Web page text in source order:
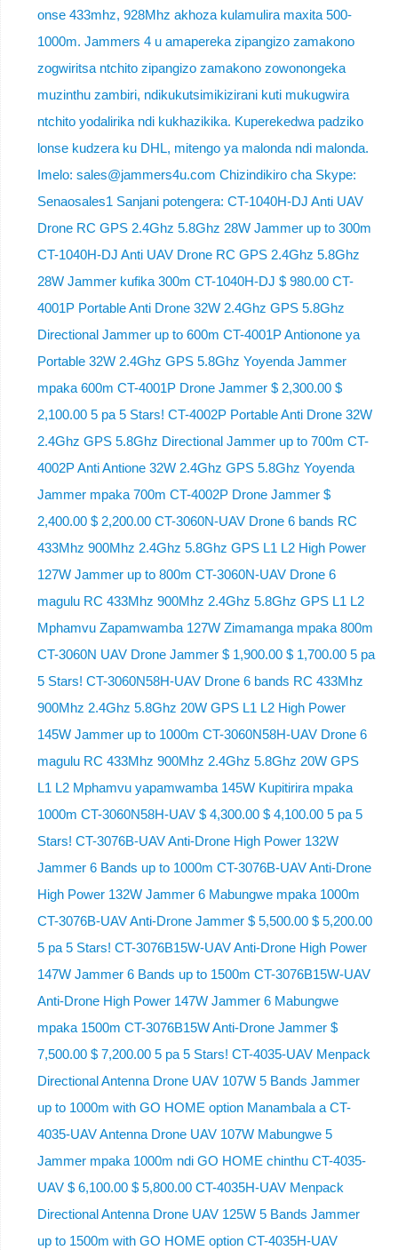
onse 433mhz, 928Mhz akhoza kulamulira maxita 500-
1000m. Jammers 4 u amapereka zipangizo zamakono
zogwiritsa ntchito zipangizo zamakono zowonongeka
muzinthu zambiri, ndikukutsimikizirani kuti mukugwira
ntchito yodalirika ndi kukhazikika. Kuperekedwa padziko
lonse kudzera ku DHL, mitengo ya malonda ndi malonda.
Imelo: sales@jammers4u.com Chizindikiro cha Skype:
Senaosales1 Sanjani potengera: CT-1040H-DJ Anti UAV
Drone RC GPS 2.4Ghz 5.8Ghz 28W Jammer up to 300m
CT-1040H-DJ Anti UAV Drone RC GPS 2.4Ghz 5.8Ghz
28W Jammer kufika 300m CT-1040H-DJ $ 980.00 CT-
4001P Portable Anti Drone 32W 2.4Ghz GPS 5.8Ghz
Directional Jammer up to 600m CT-4001P Antionone ya
Portable 32W 2.4Ghz GPS 5.8Ghz Yoyenda Jammer
mpaka 600m CT-4001P Drone Jammer $ 2,300.00 $
2,100.00 5 pa 5 Stars! CT-4002P Portable Anti Drone 32W
2.4Ghz GPS 5.8Ghz Directional Jammer up to 700m CT-
4002P Anti Antione 32W 2.4Ghz GPS 5.8Ghz Yoyenda
Jammer mpaka 700m CT-4002P Drone Jammer $
2,400.00 $ 2,200.00 CT-3060N-UAV Drone 6 bands RC
433Mhz 900Mhz 2.4Ghz 5.8Ghz GPS L1 L2 High Power
127W Jammer up to 800m CT-3060N-UAV Drone 6
magulu RC 433Mhz 900Mhz 2.4Ghz 5.8Ghz GPS L1 L2
Mphamvu Zapamwamba 127W Zimamanga mpaka 800m
CT-3060N UAV Drone Jammer $ 1,900.00 $ 1,700.00 5 pa
5 Stars! CT-3060N58H-UAV Drone 6 bands RC 433Mhz
900Mhz 2.4Ghz 5.8Ghz 20W GPS L1 L2 High Power
145W Jammer up to 1000m CT-3060N58H-UAV Drone 6
magulu RC 433Mhz 900Mhz 2.4Ghz 5.8Ghz 20W GPS
L1 L2 Mphamvu yapamwamba 145W Kupitirira mpaka
1000m CT-3060N58H-UAV $ 4,300.00 $ 4,100.00 5 pa 5
Stars! CT-3076B-UAV Anti-Drone High Power 132W
Jammer 6 Bands up to 1000m CT-3076B-UAV Anti-Drone
High Power 132W Jammer 6 Mabungwe mpaka 1000m
CT-3076B-UAV Anti-Drone Jammer $ 5,500.00 $ 5,200.00
5 pa 5 Stars! CT-3076B15W-UAV Anti-Drone High Power
147W Jammer 6 Bands up to 1500m CT-3076B15W-UAV
Anti-Drone High Power 147W Jammer 6 Mabungwe
mpaka 1500m CT-3076B15W Anti-Drone Jammer $
7,500.00 $ 7,200.00 5 pa 5 Stars! CT-4035-UAV Menpack
Directional Antenna Drone UAV 107W 5 Bands Jammer
up to 1000m with GO HOME option Manambala a CT-
4035-UAV Antenna Drone UAV 107W Mabungwe 5
Jammer mpaka 1000m ndi GO HOME chinthu CT-4035-
UAV $ 6,100.00 $ 5,800.00 CT-4035H-UAV Menpack
Directional Antenna Drone UAV 125W 5 Bands Jammer
up to 1500m with GO HOME option CT-4035H-UAV